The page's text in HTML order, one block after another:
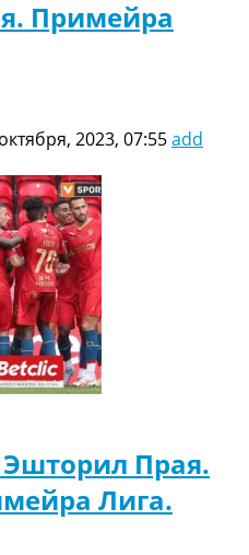
Примейра
2023, 07:55add
Прая.
Лига.